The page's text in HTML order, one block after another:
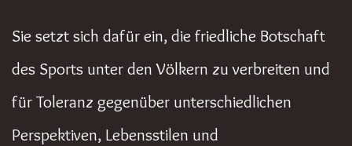
Sie setzt sich dafür ein, die friedliche Botschaft
des Sports unter den Völkern zu verbreiten und
für Toleranz gegenüber unterschiedlichen
Perspektiven, Lebensstilen und